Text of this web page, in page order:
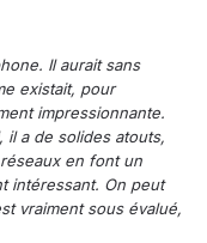
Il aurait sans
existait, pour
impressionnante.
il a de solides atouts,
en font un
intéressant. On peut
vraiment sous évalué,